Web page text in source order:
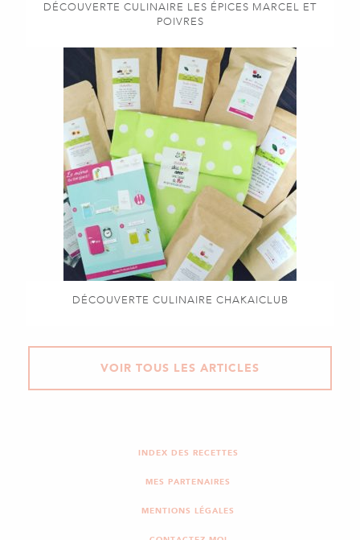
DÉCOUVERTE CULINAIRE LES ÉPICES MARCEL ET
POIVRES
DÉCOUVERTE CULINAIRE CHAKAICLUB
VOIR TOUS LES ARTICLES
INDEX DES RECETTES
MES PARTENAIRES
MENTIONS LÉGALES